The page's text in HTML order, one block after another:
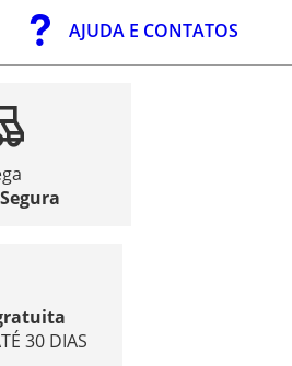
AJUDA E CONTATOS
30 DIAS